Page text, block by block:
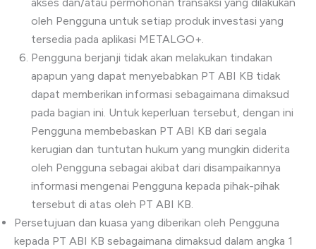
akses dan/atau permohonan transaksi yang dilakukan
oleh Pengguna untuk setiap produk investasi yang
tersedia pada aplikasi METALGO+.
Pengguna berjanji tidak akan melakukan tindakan
apapun yang dapat menyebabkan PT ABI KB tidak
dapat memberikan informasi sebagaimana dimaksud
pada bagian ini. Untuk keperluan tersebut, dengan ini
Pengguna membebaskan PT ABI KB dari segala
kerugian dan tuntutan hukum yang mungkin diderita
oleh Pengguna sebagai akibat dari disampaikannya
informasi mengenai Pengguna kepada pihak-pihak
tersebut di atas oleh PT ABI KB.
Persetujuan dan kuasa yang diberikan oleh Pengguna
kepada PT ABI KB sebagaimana dimaksud dalam angka 1